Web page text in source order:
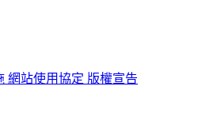
網站使用協定 版權宣告